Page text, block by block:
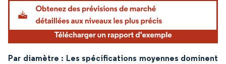
Par diamètre : Les spécifications moyennes dominent